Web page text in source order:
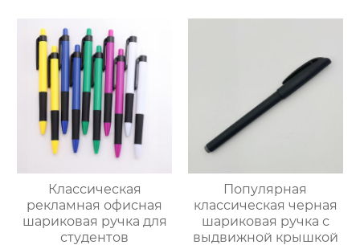
бесследную ручку для
Классическая
рекламная офисная
шариковая ручка для
студентов
Популярная
классическая черная
шариковая ручка с
выдвижной крышкой